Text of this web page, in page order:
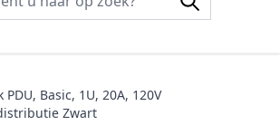
PDU, Basic, 1U, 20A, 120V
Zwart